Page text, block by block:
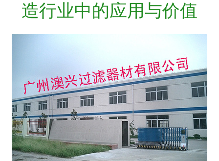
造行业中的应用与价值